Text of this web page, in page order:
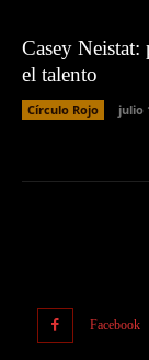
Casey
el talento
Círculo Rojo julio
Facebook